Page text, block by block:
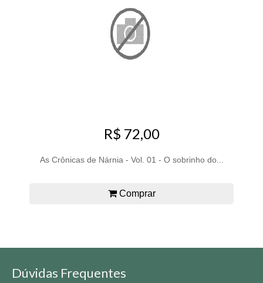
R$ 72,00
As Crônicas de Nárnia - Vol. 01 - O sobrinho do...
Comprar
Dúvidas Frequentes